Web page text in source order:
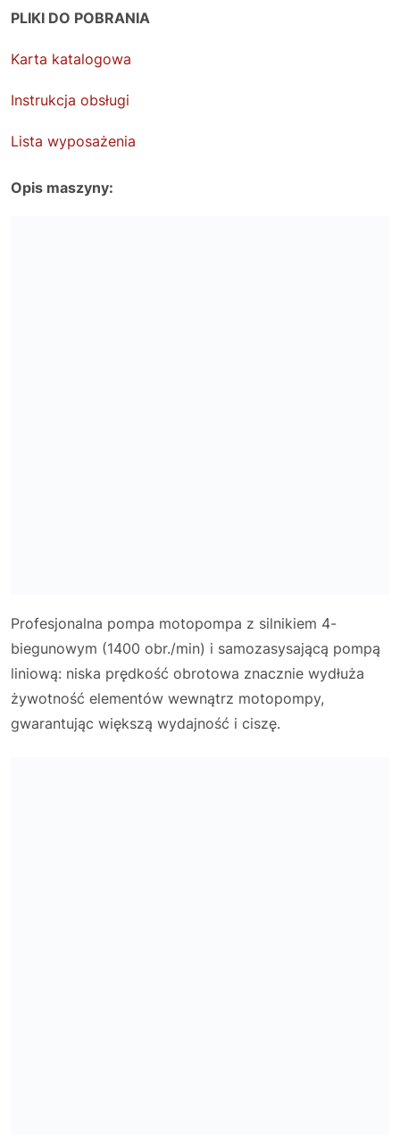
PLIKI DO POBRANIA
Karta katalogowa
Instrukcja obsługi
Lista wyposażenia
Opis maszyny:
Profesjonalna pompa motopompa z silnikiem 4-
biegunowym (1400 obr./min) i samozasysającą pompą
liniową: niska prędkość obrotowa znacznie wydłuża
żywotność elementów wewnątrz motopompy,
gwarantując większą wydajność i ciszę.